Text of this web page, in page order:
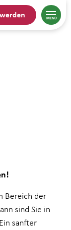
Bereich der
sind Sie in
sanfter